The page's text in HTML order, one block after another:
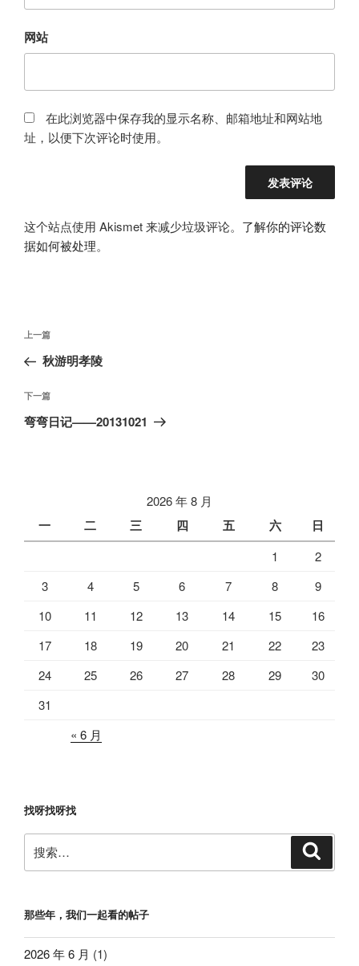
网站
在此浏览器中保存我的显示名称、邮箱地址和网站地
址，以便下次评论时使用。
这个站点使用 Akismet 来减少垃圾评论。 了解你的评论数
据如何被处理。
文
导
航
上
一
文
章
上一篇
秋游明孝陵
下
一
下一篇
弯弯日记——20131021
2026 年 8 月
一 二 三 四 五 六 日
1
2
3
4 5 6 7 8
9
10
11 12 13 14 15
16
17
18 19 20 21 22
23
24
25 26 27 28 29
30
31
« 6 月
找呀找呀找
索：
那些年，我们一起看的帖子
2026 年 6 月 (1)